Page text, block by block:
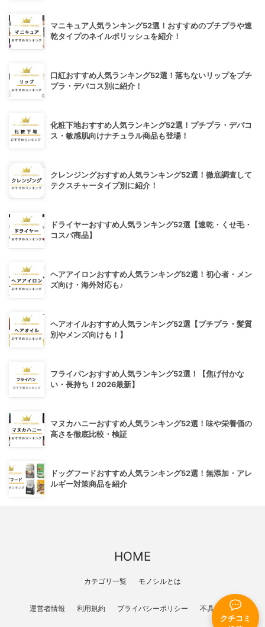
クチコミ
マニキュア人気ランキング52選！おすすめのプチプラや速
乾タイプのネイルポリッシュを紹介！
口紅おすすめ人気ランキング52選！落ちないリップをプチ
プラ・デパコス別に紹介！
化粧下地おすすめ人気ランキング52選！プチプラ・デパコ
ス・敏感肌向けナチュラル商品も登場！
クレンジングおすすめ人気ランキング52選！徹底調査して
テクスチャータイプ別に紹介！
ドライヤーおすすめ人気ランキング52選【速乾・くせ毛・
コスパ商品】
ヘアアイロンおすすめ人気ランキング52選！初心者・メン
ズ向け・海外対応も♪
ヘアオイルおすすめ人気ランキング52選【プチプラ・髪質
別やメンズ向けも！】
フライパンおすすめ人気ランキング52選！【焦げ付かな
い・長持ち！2026最新】
マヌカハニーおすすめ人気ランキング52選！味や栄養価の
高さを徹底比較・検証
ドッグフードおすすめ人気ランキング52選！無添加・アレ
ルギー対策商品を紹介
HOME
カテゴリ一覧 モノシルとは
運営者情報 利用規約 プライバシーポリシー 不具合報告